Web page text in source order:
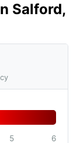
Salford,
5 6